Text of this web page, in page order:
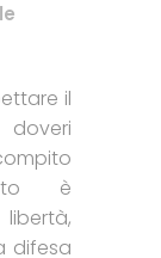
il
è
difesa